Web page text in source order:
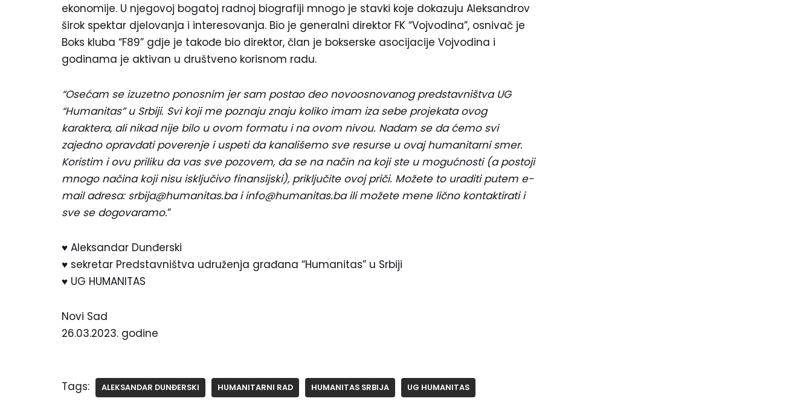
ekonomije. U njegovoj bogatoj radnoj biografiji mnogo je stavki koje dokazuju Aleksandrov
širok spektar djelovanja i interesovanja. Bio je generalni direktor FK “Vojvodina”, osnivač je
Boks kluba “F89” gdje je takođe bio direktor, član je bokserske asocijacije Vojvodina i
godinama je aktivan u društveno korisnom radu.
“Osećam se izuzetno ponosnim jer sam postao deo novoosnovanog predstavništva UG
“Humanitas” u Srbiji. Svi koji me poznaju znaju koliko imam iza sebe projekata ovog
karaktera, ali nikad nije bilo u ovom formatu i na ovom nivou. Nadam se da ćemo svi
zajedno opravdati poverenje i uspeti da kanališemo sve resurse u ovaj humanitarni smer.
Koristim i ovu priliku da vas sve pozovem, da se na način na koji ste u mogućnosti (a postoji
mnogo načina koji nisu isključivo finansijski), priključite ovoj priči. Možete to uraditi putem e-
mail adresa: srbija@humanitas.ba i info@humanitas.ba ili možete mene lično kontaktirati i
sve se dogovaramo.“
♥️ Aleksandar Dunđerski
♥️ sekretar Predstavništva udruženja građana “Humanitas” u Srbiji
♥️ UG HUMANITAS
Novi Sad
26.03.2023. godine
Tags: ALEKSANDAR DUNĐERSKI HUMANITARNI RAD HUMANITAS SRBIJA UG HUMANITAS